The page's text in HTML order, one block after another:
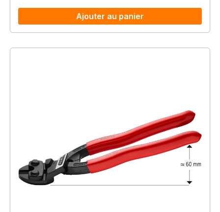
Ajouter au panier